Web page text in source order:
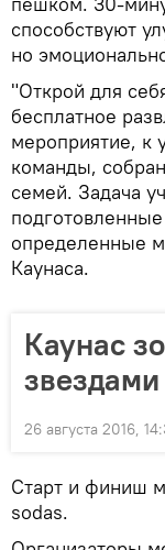
способствуют
но
"Открой для
бесплатное
мероприятие, к
команды,
семей. Задача
определенные
Каунаса.
Каунас
звездами
26 августа 2016,
Старт и финиш
sodas.